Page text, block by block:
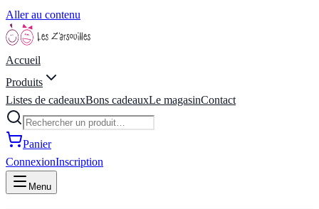
Aller au contenu
Accueil
Produits
Listes de cadeauxBons cadeauxLe magasinContact
Panier
ConnexionInscription
Menu